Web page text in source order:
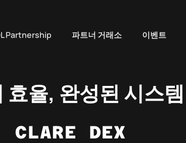
Partnership 파트너 거래소 이벤트
효율, 완성된 시스템
CLARE DEX